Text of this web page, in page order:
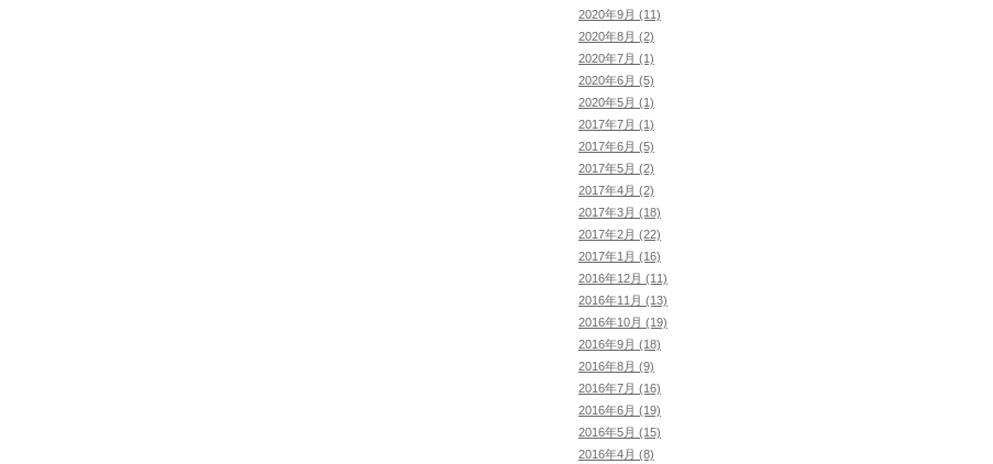
2020年9月 (11)
2020年8月 (2)
2020年7月 (1)
2020年6月 (5)
2020年5月 (1)
2017年7月 (1)
2017年6月 (5)
2017年5月 (2)
2017年4月 (2)
2017年3月 (18)
2017年2月 (22)
2017年1月 (16)
2016年12月 (11)
2016年11月 (13)
2016年10月 (19)
2016年9月 (18)
2016年8月 (9)
2016年7月 (16)
2016年6月 (19)
2016年5月 (15)
2016年4月 (8)